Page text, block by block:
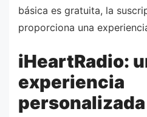
básica es gratuita, la
proporciona una
iHeartRadio:
experiencia
personalizada